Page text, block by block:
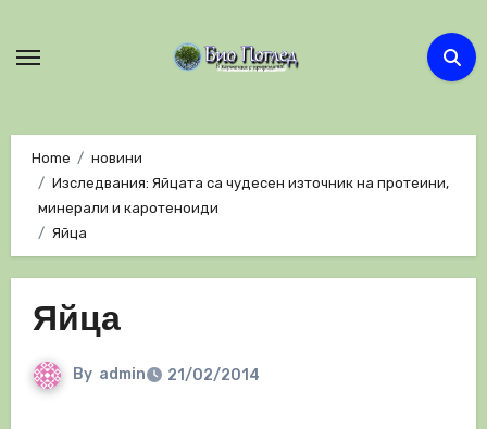
Home
новини
Изследвания: Яйцата са чудесен източник на протеини,
минерали и каротеноиди
Яйца
Яйца
By admin 21/02/2014